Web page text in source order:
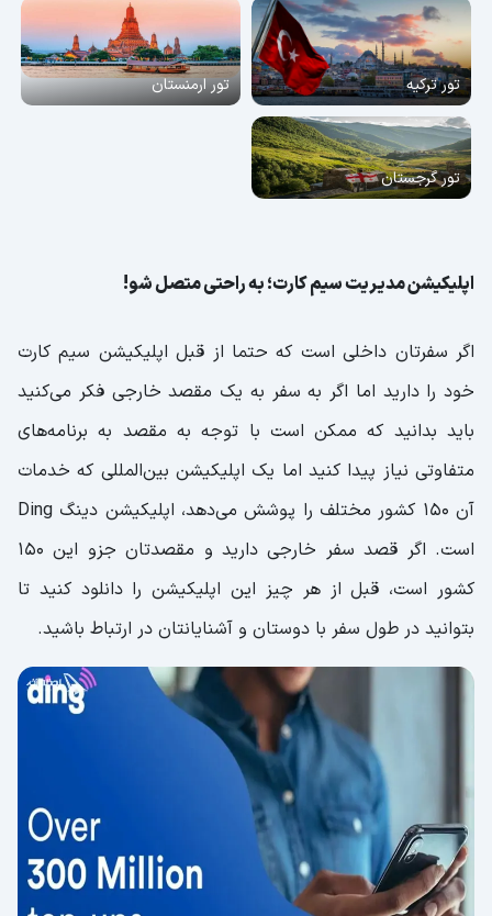
تور ترکیه تور ارمنستان
تور گرجستان
اپلیکیشن مدیریت سیم کارت؛ به راحتی متصل شو!
اگر سفرتان داخلی است که حتما از قبل اپلیکیشن‌ سیم کارت
خود را دارید اما اگر به سفر به یک مقصد خارجی فکر می‌کنید
باید بدانید که ممکن است با توجه به مقصد به برنامه‌های
متفاوتی نیاز پیدا کنید اما یک اپلیکیشن بین‌المللی که خدمات
آن 150 کشور مختلف را پوشش می‌دهد، اپلیکیشن دینگ Ding
است. اگر قصد سفر خارجی دارید و مقصدتان جزو این 150
کشور است، قبل از هر چیز این اپلیکیشن را دانلود کنید تا
بتوانید در طول سفر با دوستان و آشنایانتان در ارتباط باشید.